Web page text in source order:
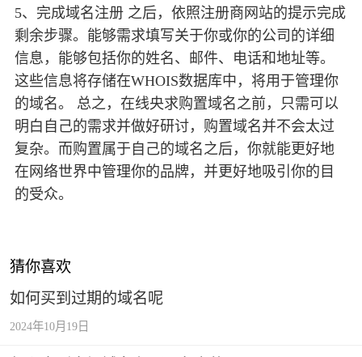
5、完成域名注册 之后，依照注册商网站的提示完成
剩余步骤。能够需求填写关于你或你的公司的详细
信息，能够包括你的姓名、邮件、电话和地址等。
这些信息将存储在WHOIS数据库中，将用于管理你
的域名。 总之，在线央求购置域名之前，只需可以
明白自己的需求并做好研讨，购置域名并不会太过
复杂。而购置属于自己的域名之后，你就能更好地
在网络世界中管理你的品牌，并更好地吸引你的目
的受众。
猜你喜欢
如何买到过期的域名呢
2024年10月19日